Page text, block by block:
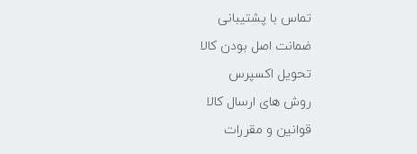
تماس با پشتیبانی
ضمانت اصل بودن کالا
تحویل اکسپرس
روش های ارسال کالا
قوانین و مقررات